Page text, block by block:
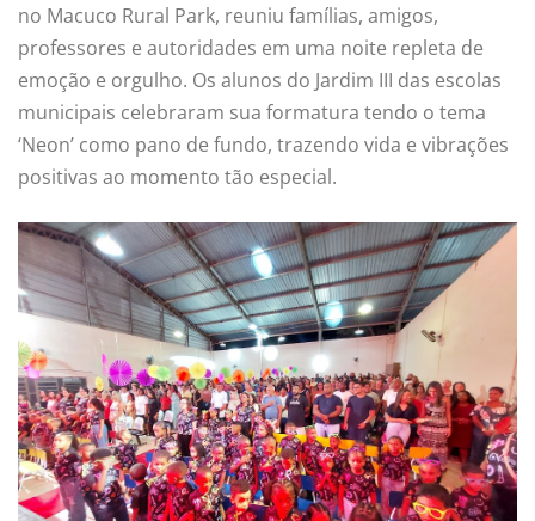
no Macuco Rural Park, reuniu famílias, amigos,
professores e autoridades em uma noite repleta de
emoção e orgulho. Os alunos do Jardim III das escolas
municipais celebraram sua formatura tendo o tema
‘Neon’ como pano de fundo, trazendo vida e vibrações
positivas ao momento tão especial.